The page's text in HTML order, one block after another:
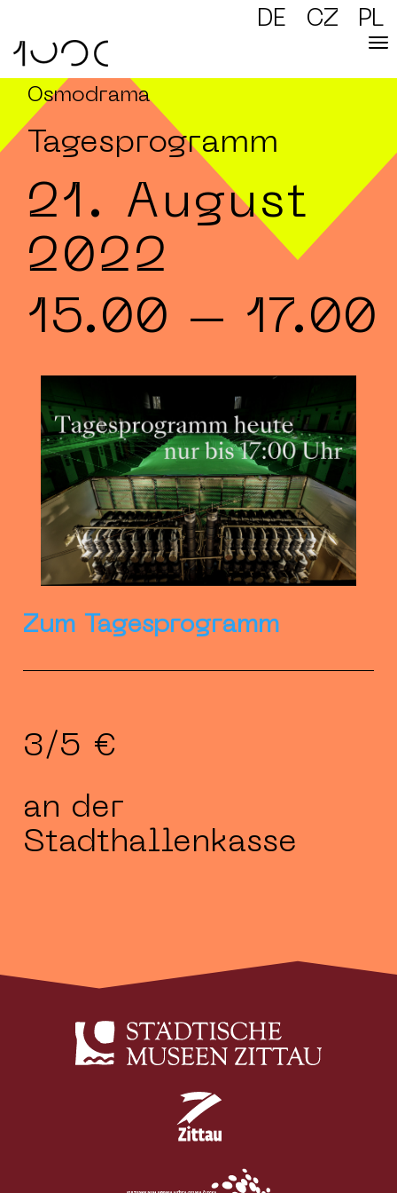
DE CZ PL
Osmodrama
Tagesprogramm
21. August
2022
15.00 – 17.00
Zum Tagesprogramm
3/5 €
an der
Stadthallenkasse